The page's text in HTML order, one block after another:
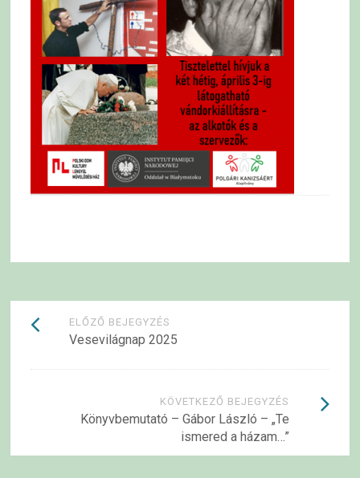
Bejegyzések
navigációja
ELŐZŐ BEJEGYZÉS
Vesevilágnap 2025
KÖVETKEZŐ BEJEGYZÉS
Könyvbemutató – Gábor László – „Te
ismered a házam…”